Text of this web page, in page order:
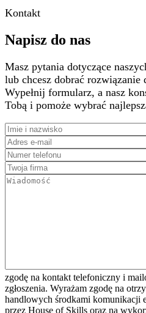
Kontakt
Napisz do nas
Masz pytania dotyczące
lub chcesz dobrać rozwiązanie
Wypełnij formularz, a nasz
Tobą i pomoże wybrać
zgodę na kontakt telefoniczny i
zgłoszenia. Wyrażam zgodę na
handlowych środkami komunikacji
przez House of Skills oraz na